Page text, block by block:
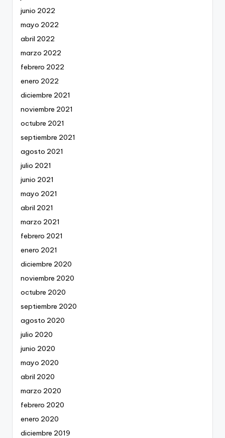
junio 2022
mayo 2022
abril 2022
marzo 2022
febrero 2022
enero 2022
diciembre 2021
noviembre 2021
octubre 2021
septiembre 2021
agosto 2021
julio 2021
junio 2021
mayo 2021
abril 2021
marzo 2021
febrero 2021
enero 2021
diciembre 2020
noviembre 2020
octubre 2020
septiembre 2020
agosto 2020
julio 2020
junio 2020
mayo 2020
abril 2020
marzo 2020
febrero 2020
enero 2020
diciembre 2019